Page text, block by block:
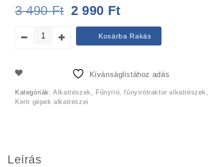
3 490Ft Original
price
was:
3
2 990 Ft
price
is:
Kosárba Rakás
Kívánságlistához adás
Kategóriák:Alkatrészek , Fűnyíró, fűnyírótraktor alkatrészek ,
Kerti gépek alkatrészei
Leírás